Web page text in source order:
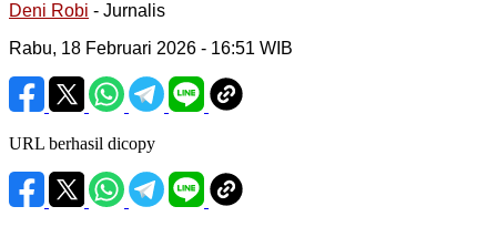
Deni Robi - Jurnalis
Rabu, 18 Februari 2026 - 16:51 WIB
URL berhasil dicopy